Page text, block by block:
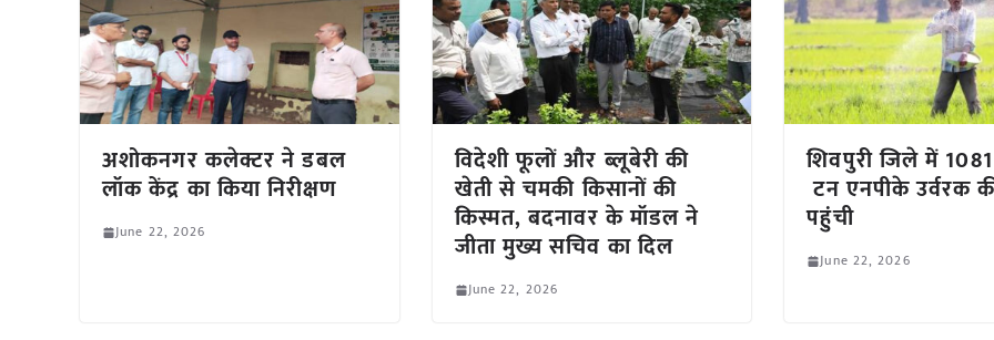
अशोकनगर कलेक्टर ने डबल
लॉक केंद्र का किया निरीक्षण
June 22, 2026
विदेशी फूलों और ब्लूबेरी की
खेती से चमकी किसानों की
किस्मत, बदनावर के मॉडल ने
जीता मुख्य सचिव का दिल
June 22, 2026
शिवपुरी जिले में 1081
टन एनपीके उर्वरक
पहुंची
June 22, 2026